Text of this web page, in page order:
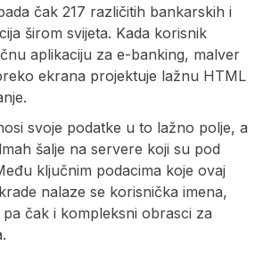
čak 217 različitih bankarskih i
širom svijeta. Kada korisnik
aplikaciju za e-banking, malver
ekrana projektuje lažnu HTML
svoje podatke u to lažno polje, a
šalje na servere koji su pod
ključnim podacima koje ovaj
nalaze se korisnička imena,
čak i kompleksni obrasci za